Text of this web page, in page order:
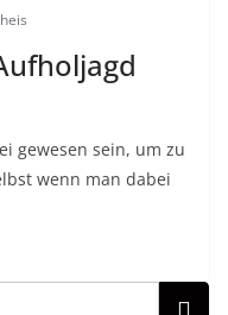
gewesen sein, um zu
wenn man dabei